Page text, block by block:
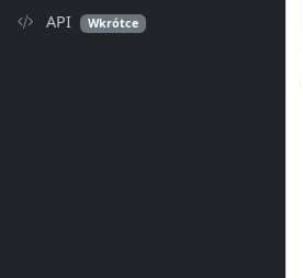
API
Wkrótce